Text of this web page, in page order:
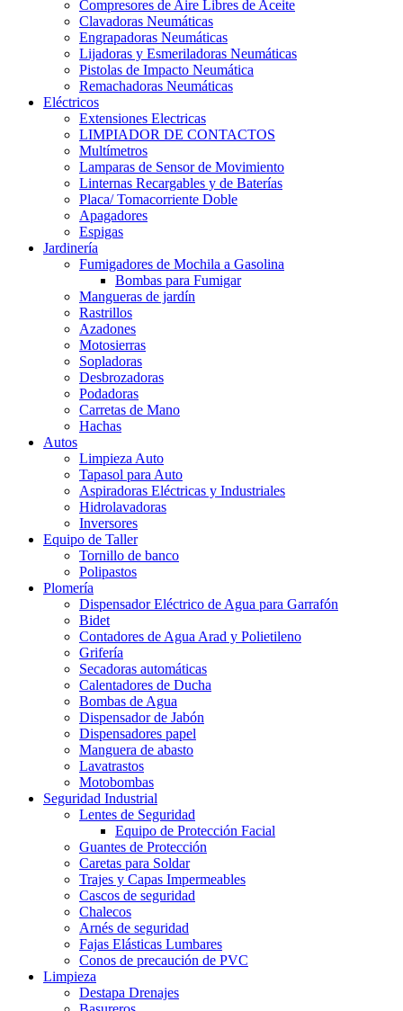
Compresores de Aire Libres de Aceite
Clavadoras Neumáticas
Engrapadoras Neumáticas
Lijadoras y Esmeriladoras Neumáticas
Pistolas de Impacto Neumática
Remachadoras Neumáticas
Eléctricos
Extensiones Electricas
LIMPIADOR DE CONTACTOS
Multímetros
Lamparas de Sensor de Movimiento
Linternas Recargables y de Baterías
Placa/ Tomacorriente Doble
Apagadores
Espigas
Jardinería
Fumigadores de Mochila a Gasolina
Bombas para Fumigar
Mangueras de jardín
Rastrillos
Azadones
Motosierras
Sopladoras
Desbrozadoras
Podadoras
Carretas de Mano
Hachas
Autos
Limpieza Auto
Tapasol para Auto
Aspiradoras Eléctricas y Industriales
Hidrolavadoras
Inversores
Equipo de Taller
Tornillo de banco
Polipastos
Plomería
Dispensador Eléctrico de Agua para Garrafón
Bidet
Contadores de Agua Arad y Polietileno
Grifería
Secadoras automáticas
Calentadores de Ducha
Bombas de Agua
Dispensador de Jabón
Dispensadores papel
Manguera de abasto
Lavatrastos
Motobombas
Seguridad Industrial
Lentes de Seguridad
Equipo de Protección Facial
Guantes de Protección
Caretas para Soldar
Trajes y Capas Impermeables
Cascos de seguridad
Chalecos
Arnés de seguridad
Fajas Elásticas Lumbares
Conos de precaución de PVC
Limpieza
Destapa Drenajes